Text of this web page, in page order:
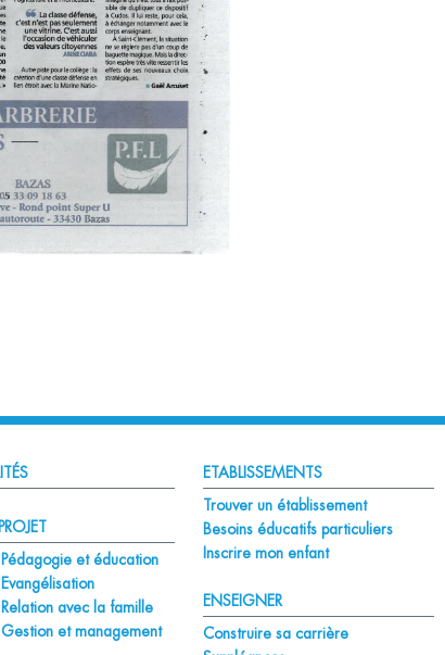
et éducation
avec la famille
et management
ETABLISSEMENTS
Trouver un établissement
Besoins éducatifs particuliers
Inscrire mon enfant
ENSEIGNER
Construire sa carrière